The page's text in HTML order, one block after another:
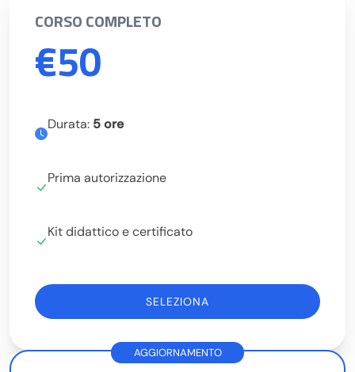
CORSO COMPLETO
€50
Durata: 5 ore
Prima autorizzazione
Kit didattico e certificato
SELEZIONA